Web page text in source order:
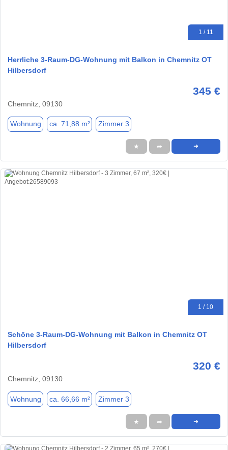
1 / 11
Herrliche 3-Raum-DG-Wohnung mit Balkon in Chemnitz OT
Hilbersdorf
345 €
Chemnitz, 09130
Wohnung ca. 71,88 m² Zimmer 3
★ ➦ ➜
1 / 10
Schöne 3-Raum-DG-Wohnung mit Balkon in Chemnitz OT
Hilbersdorf
320 €
Chemnitz, 09130
Wohnung ca. 66,66 m² Zimmer 3
★ ➦ ➜